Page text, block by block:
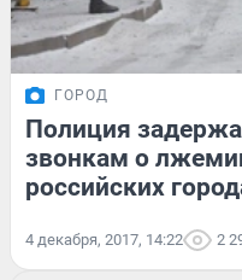
ГОРОД
Полиция
звонкам о
российских
4 декабря, 2017, 14:22 2